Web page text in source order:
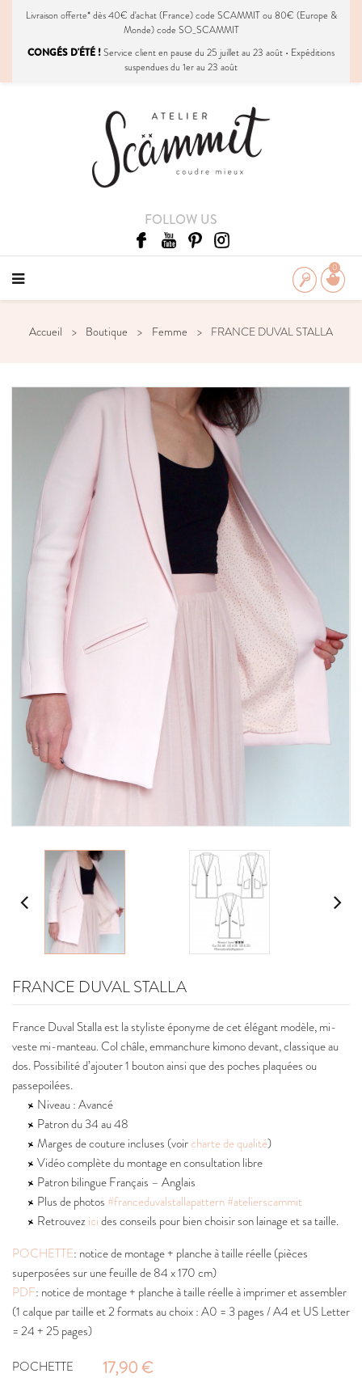
Livraison offerte* dès 40€ d'achat (France) code SCAMMIT ou 80€ (Europe &
Monde) code SO_SCAMMIT
CONGÉS D'ÉTÉ !Service client en pause du 25 juillet au 23 août • Expéditions
suspendues du 1er au 23 août
FOLLOW US
0
Accueil Boutique Femme FRANCE DUVAL STALLA
FRANCE DUVAL STALLA
France Duval Stalla est la styliste éponyme de cet élégant modèle, mi-
veste mi-manteau. Col châle, emmanchure kimono devant, classique au
dos. Possibilité d’ajouter 1 bouton ainsi que des poches plaquées ou
passepoilées.
Niveau : Avancé
Patron du 34 au 48
Marges de couture incluses (voircharte de qualité)
Vidéo complète du montage en consultation libre
Patron bilingue Français – Anglais
Plus de photos #franceduvalstallapattern#atelierscammit
Retrouvez icides conseils pour bien choisir son lainage et sa taille.
POCHETTE: notice de montage + planche à taille réelle (pièces
superposées sur une feuille de 84 x 170 cm)
PDF: notice de montage + planche à taille réelle à imprimer et assembler
(1 calque par taille et 2 formats au choix : A0 = 3 pages / A4 et US Letter
= 24 + 25 pages)
POCHETTE
17,90 €